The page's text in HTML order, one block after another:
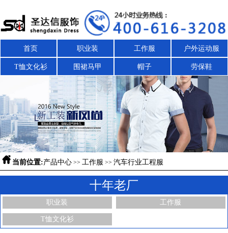
首页 职业装 工作服 户外运动服
T恤文化衫 围裙马甲 帽子 劳保鞋
 当前位置:产品中心 >> 工作服 >> 汽车行业工程服
十年老厂
职业装 工作服
T恤文化衫